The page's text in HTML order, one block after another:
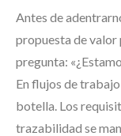
Antes de
propuesta de valor
pregunta:
En flujos de
botella. Los
trazabilidad se